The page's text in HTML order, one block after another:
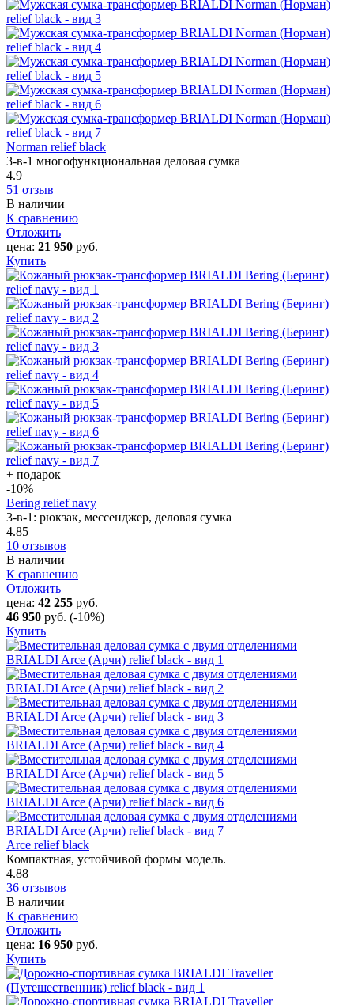
Norman relief black
3-в-1 многофункциональная деловая сумка
4.9
51 отзыв
В наличии
К сравнению
Отложить
цена: 21 950 руб.
Купить
+ подарок
-10%
Bering relief navy
3-в-1: рюкзак, мессенджер, деловая сумка
4.85
10 отзывов
В наличии
К сравнению
Отложить
цена: 42 255 руб.
46 950 руб. (-10%)
Купить
Arce relief black
Компактная, устойчивой формы модель.
4.88
36 отзывов
В наличии
К сравнению
Отложить
цена: 16 950 руб.
Купить